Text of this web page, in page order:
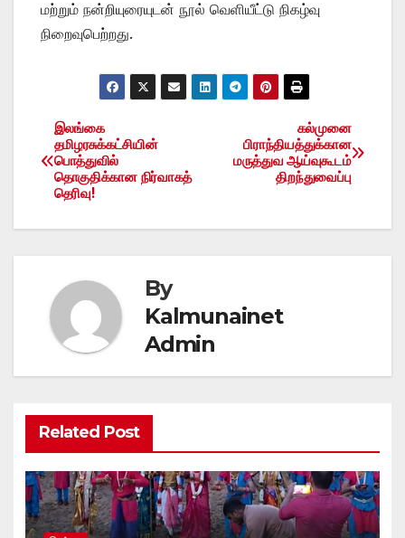
மற்றும் நன்றியுரையுடன் நூல் வெளியீட்டு நிகழ்வு
நிறைவுபெற்றது.
Post
navigation
கல்முனை
பிராந்தியத்துக்கான
மருத்துவ ஆய்வுகூடம்
திறந்துவைப்பு
இலங்கை
தமிழரசுக்கட்சியின்
பொத்துவில்
தொகுதிக்கான நிர்வாகத்
தெரிவு!
By
Kalmunainet
Admin
Related Post